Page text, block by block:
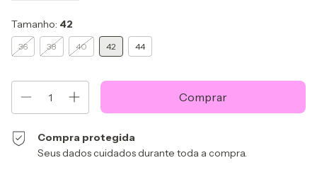
Tamanho: 42
36 38 40 42 44
Compra protegida
Seus dados cuidados durante toda a compra.